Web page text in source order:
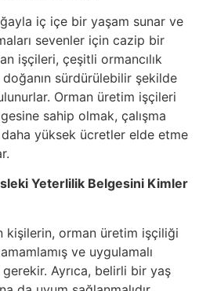
iç içe bir yaşam sunar ve
sevenler için cazip bir
işçileri, çeşitli ormancılık
sürdürülebilir şekilde
Orman üretim işçileri
sahip olmak, çalışma
daha yüksek ücretler elde etme
Yeterlilik Belgesini Kimler
kişilerin, orman üretim işçiliği
ve uygulamalı
Ayrıca, belirli bir yaş